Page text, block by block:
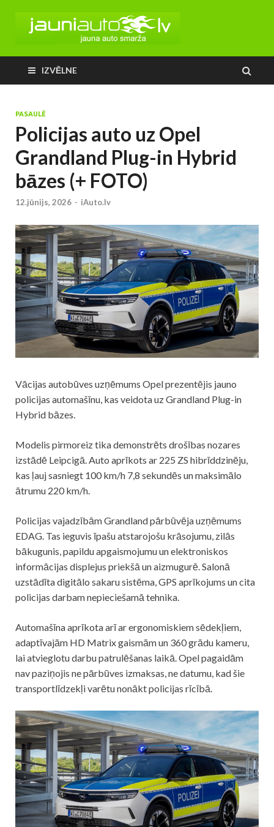
IZVĒLNE
PASAULĒ
Policijas auto uz Opel
Grandland Plug-in Hybrid
bāzes (+ FOTO)
12.jūnijs, 2026 - iAuto.lv
Vācijas autobūves uzņēmums Opel prezentējis jauno
policijas automašīnu, kas veidota uz Grandland Plug-in
Hybrid bāzes.
Modelis pirmoreiz tika demonstrēts drošības nozares
izstādē Leipcigā. Auto aprīkots ar 225 ZS hibrīddzinēju,
kas ļauj sasniegt 100 km/h 7,8 sekundēs un maksimālo
ātrumu 220 km/h.
Policijas vajadzībām Grandland pārbūvēja uzņēmums
EDAG. Tas ieguvis īpašu atstarojošu krāsojumu, zilās
bākugunis, papildu apgaismojumu un elektroniskos
informācijas displejus priekšā un aizmugurē. Salonā
uzstādīta digitālo sakaru sistēma, GPS aprīkojums un cita
policijas darbam nepieciešamā tehnika.
Automašīna aprīkota arī ar ergonomiskiem sēdekļiem,
adaptīvajām HD Matrix gaismām un 360 grādu kameru,
lai atvieglotu darbu patrulēšanas laikā. Opel pagaidām
nav paziņojis ne pārbūves izmaksas, ne datumu, kad šie
transportlīdzekļi varētu nonākt policijas rīcībā.